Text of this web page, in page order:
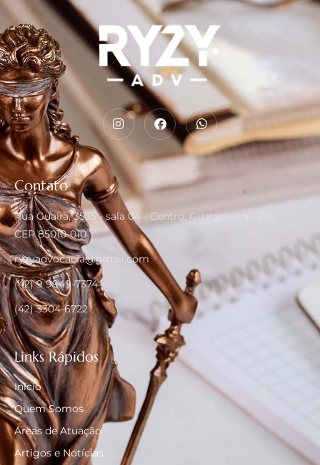
Contato
Rua Guaíra, 3535 - sala 04 - Centro, Guarapuava - PR,
CEP 85010-010
ryzyadvocacia@gmail.com
(42) 9 9949-7374
(42) 3304-6722
Links Rápidos
Início
Quem Somos
Áreas de Atuação
Artigos e Notícias